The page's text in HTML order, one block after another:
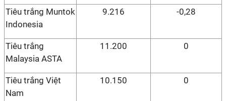
Tiêu trắng Muntok
Indonesia
9.216 -0,28
Tiêu trắng
Malaysia ASTA
11.200 0
Tiêu trắng Việt
Nam
10.150 0